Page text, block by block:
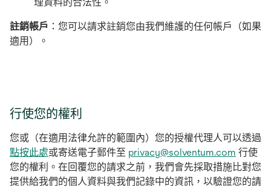
註銷帳戶 ：您可以請求註銷您由我們維護的任何帳戶（如果
適用）。
行使您的權利
您或（在適用法律允許的範圍內）您的授權代理人可以透過
點按此處或寄送電子郵件至 privacy@solventum.com 行使
您的權利。在回覆您的請求之前，我們會先採取措施比對您
提供給我們的個人資料與我們記錄中的資訊，以驗證您的請